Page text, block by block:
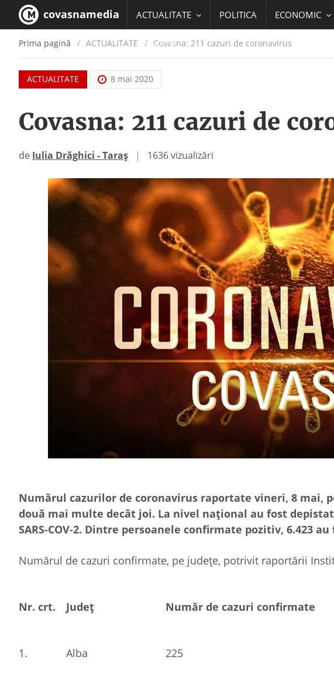
covasnamedia ACTUALITATE POLITICA ECONOMIC
EDUCATIE
Prima pagină ACTUALITATE / Covasna: 211 cazuri de coronavirus
ACTUALITATE 8 mai 2020
Covasna: 211 cazuri de
de Iulia Drăghici - Taraș | 1636 vizualizări
Numărul cazurilor de coronavirus raportate vineri, 8 mai,
două mai multe decât joi. La nivel național au fost
SARS-COV-2. Dintre persoanele confirmate pozitiv, 6.423
Numărul de cazuri confirmate, pe județe, potrivit raportării
Nr. crt. Județ Număr de cazuri confirmate
1. Alba 225